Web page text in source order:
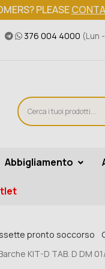
PLEASE
376 004 4000 (Lun
Abbigliamento
pronto soccorso
KIT-D TAB. D DM